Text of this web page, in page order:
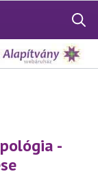
Search
for:
-